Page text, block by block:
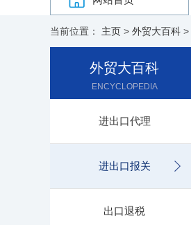
当前位置： 主页 > 外贸大百科 >
外贸大百科
ENCYCLOPEDIA
进出口代理
进出口报关
出口退税